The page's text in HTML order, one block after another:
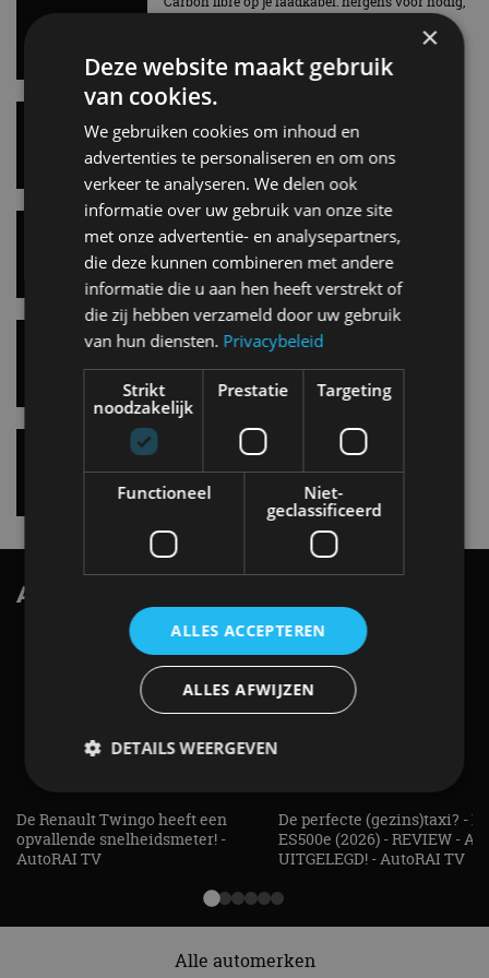
Hennessey Blackbird krijgt atmosferische V8 en
handbak: soms is eenvoud leuker
5 aug
Audi A2 e-Tron mikt op verbruik van 12,8 kWh
per 100 kilometer
4 aug
Elektrische Geely E2 (tijdelijk) net zo goedkoop
als een Renault Twingo
4 aug
Vernieuwde Hyundai Ioniq 6 rijdt tot 680
kilometer en wordt goedkoper
4 aug
AutoRAI.nl TV
De Renault Twingo heeft een
opvallende snelheidsmeter! -
AutoRAI TV
De perfecte (gezins)taxi? -
ES500e (2026) - REVIEW -
UITGELEGD! - AutoRAI TV
Alle automerken
×
Deze website maakt gebruik
van cookies.
We gebruiken cookies om inhoud en
advertenties te personaliseren en om ons
verkeer te analyseren. We delen ook
informatie over uw gebruik van onze site
met onze advertentie- en analysepartners,
die deze kunnen combineren met andere
informatie die u aan hen heeft verstrekt of
die zij hebben verzameld door uw gebruik
van hun diensten. Privacybeleid
Strikt
noodzakelijk
Prestatie Targeting
Functioneel
Niet-
geclassificeerd
ALLES ACCEPTEREN
ALLES AFWIJZEN
DETAILS WEERGEVEN
Strikt noodzakelijk Prestatie
Targeting
Niet-geclassificeerd
Strikt noodzakelijke cookies maken de
kernfunctionaliteiten van de website mogelijk, zoals
website kan niet goed worden gebruikt zonder de